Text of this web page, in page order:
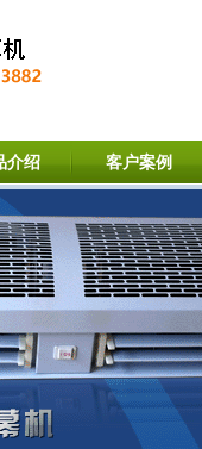
介绍 客户案例